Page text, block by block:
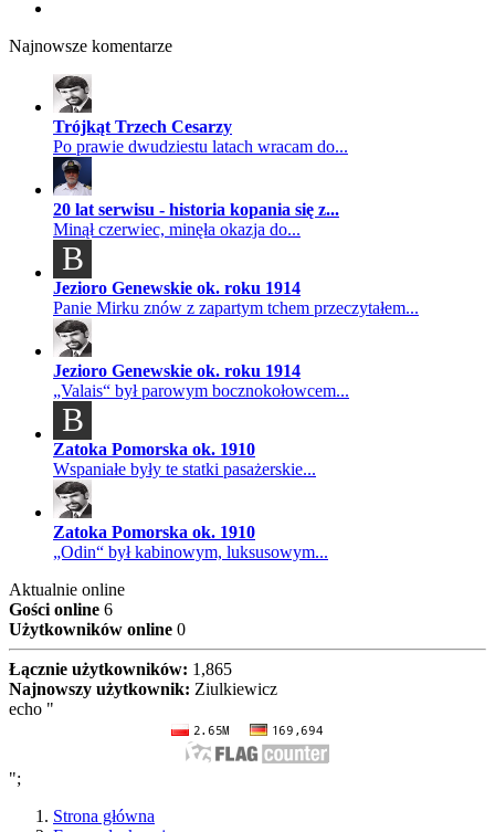
Najnowsze komentarze
Trójkąt Trzech Cesarzy
Po prawie dwudziestu latach wracam do...
20 lat serwisu - historia kopania się z...
Minął czerwiec, minęła okazja do...
B
Jezioro Genewskie ok. roku 1914
Panie Mirku znów z zapartym tchem przeczytałem...
Jezioro Genewskie ok. roku 1914
„Valais“ był parowym bocznokołowcem...
B
Zatoka Pomorska ok. 1910
Wspaniałe były te statki pasażerskie...
Zatoka Pomorska ok. 1910
„Odin“ był kabinowym, luksusowym...
Aktualnie online
Gości online 6
Użytkowników online 0
Łącznie użytkowników: 1,865
Najnowszy użytkownik: Ziulkiewicz
echo "
";
Strona główna